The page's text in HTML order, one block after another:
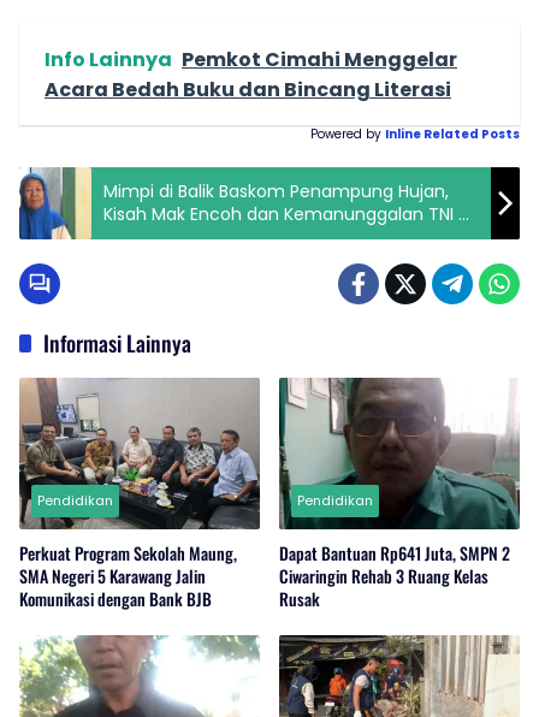
Info Lainnya Pemkot Cimahi Menggelar
Acara Bedah Buku dan Bincang Literasi
Powered by Inline Related Posts
Mimpi di Balik Baskom Penampung Hujan,
Kisah Mak Encoh dan Kemanunggalan TNI di
Ciampel
Informasi Lainnya
Pendidikan
Perkuat Program Sekolah Maung,
SMA Negeri 5 Karawang Jalin
Komunikasi dengan Bank BJB
Pendidikan
Dapat Bantuan Rp641 Juta, SMPN 2
Ciwaringin Rehab 3 Ruang Kelas
Rusak